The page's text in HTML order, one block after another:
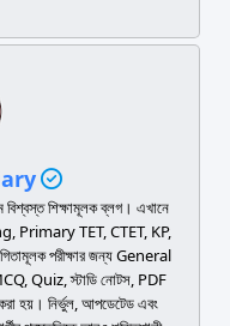
শিক্ষামূলক ব্লগ। এখানে
Primary TET, CTET, KP,
পরীক্ষার জন্য General
Quiz, স্টাডি নোটস, PDF
হয়। নির্ভুল, আপডেটেড এবং